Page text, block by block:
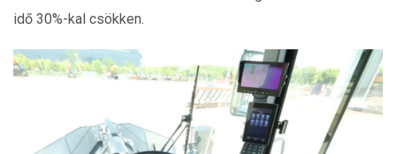
idő 30%-kal csökken.